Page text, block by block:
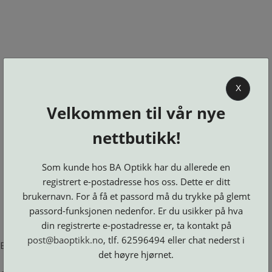
BA OPTIKK
KJØPSVILKÅR
OSS
BESTILL
DELER
LOGG INN
Brillerens
Brillesnorer
Clip-
on
Suncover
Etuier
Innfatninger
Lesebriller
Luper
og
Speil
Maskiner
Microkluter
Neseputer
Se alle kategorier
Error loading product page.
X
Velkommen til vår nye
nettbutikk!
Som kunde hos BA Optikk har du allerede en
registrert e-postadresse hos oss. Dette er ditt
brukernavn. For å få et passord må du trykke på glemt
passord-funksjonen nedenfor. Er du usikker på hva
din registrerte e-postadresse er, ta kontakt på
post@baoptikk.no, tlf. 62596494 eller chat nederst i
det høyre hjørnet.